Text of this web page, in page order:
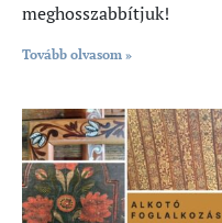
meghosszabbítjuk!
Tovább olvasom »